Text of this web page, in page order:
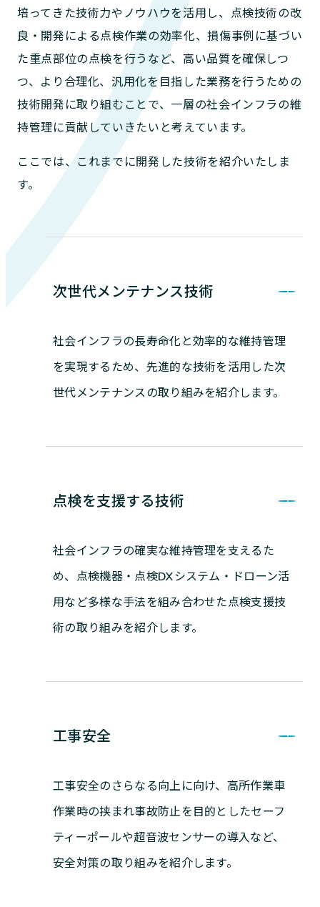
培ってきた技術力やノウハウを活用し、点検技術の改
良・開発による点検作業の効率化、損傷事例に基づい
た重点部位の点検を行うなど、高い品質を確保しつ
つ、より合理化、汎用化を目指した業務を行うための
技術開発に取り組むことで、一層の社会インフラの維
持管理に貢献していきたいと考えています。
ここでは、これまでに開発した技術を紹介いたしま
す。
次世代メンテナンス技術
社会インフラの長寿命化と効率的な維持管理
を実現するため、先進的な技術を活用した次
世代メンテナンスの取り組みを紹介します。
点検を支援する技術
社会インフラの確実な維持管理を支えるた
め、点検機器・点検DXシステム・ドローン活
用など多様な手法を組み合わせた点検支援技
術の取り組みを紹介します。
工事安全
工事安全のさらなる向上に向け、高所作業車
作業時の挟まれ事故防止を目的としたセーフ
ティーポールや超音波センサーの導入など、
安全対策の取り組みを紹介します。